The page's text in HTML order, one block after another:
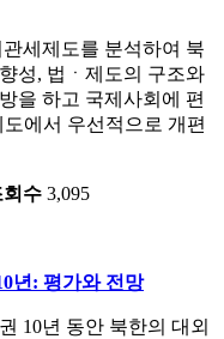
세제도를 분석하여 북
성, 법ㆍ제도의 구조와
을 하고 국제사회에 편
에서 우선적으로 개편
회수 3,095
년: 평가와 전망
10년 동안 북한의 대외